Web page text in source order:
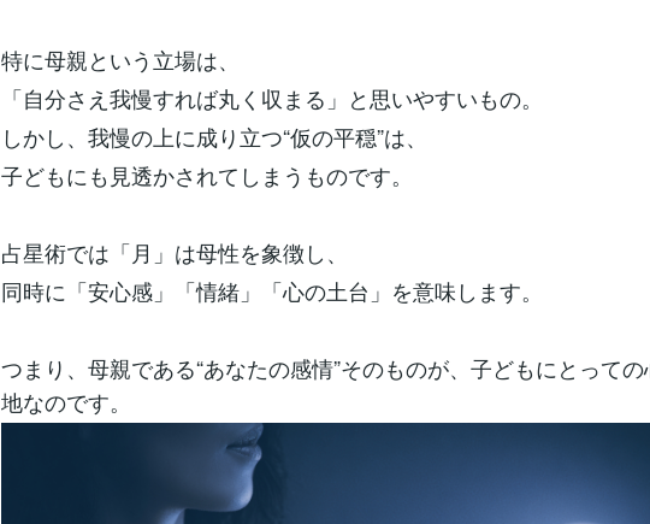
特に母親という立場は、
「自分さえ我慢すれば丸く収まる」と思いやすいもの。
しかし、我慢の上に成り立つ“仮の平穏”は、
子どもにも見透かされてしまうものです。
占星術では「月」は母性を象徴し、
同時に「安心感」「情緒」「心の土台」を意味します。
つまり、母親である“あなたの感情”そのものが、子どもにとって
地なのです。